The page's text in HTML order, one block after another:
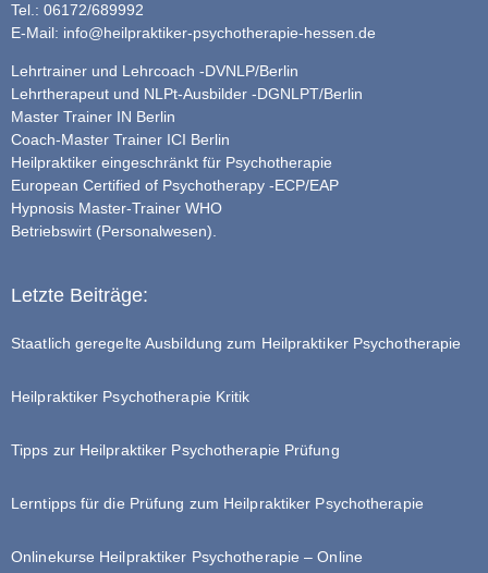
Tel.: 06172/689992
E-Mail: info@heilpraktiker-psychotherapie-hessen.de
Lehrtrainer und Lehrcoach -DVNLP/Berlin
Lehrtherapeut und NLPt-Ausbilder -DGNLPT/Berlin
Master Trainer IN Berlin
Coach-Master Trainer ICI Berlin
Heilpraktiker eingeschränkt für Psychotherapie
European Certified of Psychotherapy -ECP/EAP
Hypnosis Master-Trainer WHO
Betriebswirt (Personalwesen).
Letzte Beiträge:
Staatlich geregelte Ausbildung zum Heilpraktiker Psychotherapie
Heilpraktiker Psychotherapie Kritik
Tipps zur Heilpraktiker Psychotherapie Prüfung
Lerntipps für die Prüfung zum Heilpraktiker Psychotherapie
Onlinekurse Heilpraktiker Psychotherapie – Online